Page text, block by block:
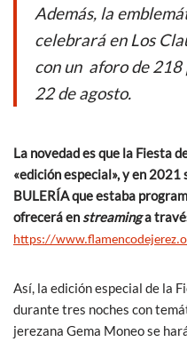
Además, la
celebrará en Los
con un aforo de 218
22 de agosto.
La novedad es que la Fiesta
«edición especial», y en 2021
BULERÍA que estaba
ofrecerá enstreaminga
https://
Así, la edición especial de la
durante tres noches con
jerezana Gema Moneo se